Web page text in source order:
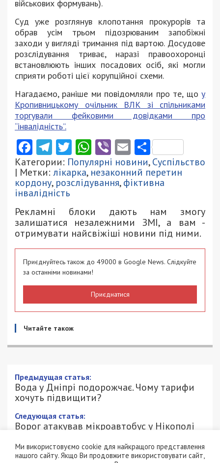
військових формувань).
Суд уже розглянув клопотання прокурорів та
обрав усім трьом підозрюваним запобіжні
заходи у вигляді тримання під вартою. Досудове
розслідування триває, наразі правоохоронці
встановлюють інших посадових осіб, які могли
сприяти роботі цієї корупційної схеми.
Нагадаємо, раніше ми повідомляли про те, що у
Кропивницькому очільник ВЛК зі спільниками
торгували фейковими довідками про
“інвалідність”.
Facebook
Telegram
Twitter
WhatsApp
ViberEmail
Категории: Популярні новини,Суспільство
| Метки: лікарка, незаконний перетин
кордону, розслідування,фіктивна
інвалідність
Рекламні блоки дають нам змогу
залишатися незалежними ЗМІ, а вам -
отримувати найсвіжіші новини під ними.
Приєднуйтесь також до 49000 в Google News. Слідкуйте
за останніми новинами!
Приєднатися
Читайте також
Предыдущая статья:
Вода у Дніпрі подорожчає. Чому тарифи
хочуть підвищити?
Следующая статья:
Ворог атакував мікроавтобус у Нікополі
поранено
Ми використовуємо cookie для найкращого представлення
нашого сайту. Якщо Ви продовжите використовувати сайт,